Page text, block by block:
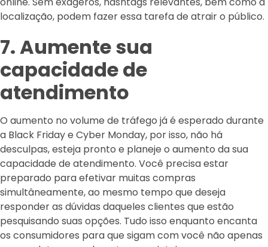
localização, podem fazer essa tarefa de atrair o público.
7. Aumente sua
capacidade de
atendimento
O aumento no volume de tráfego já é esperado durante
a Black Friday e Cyber ​​Monday, por isso, não há
desculpas, esteja pronto e planeje o aumento da sua
capacidade de atendimento. Você precisa estar
preparado para efetivar muitas compras
simultâneamente, ao mesmo tempo que deseja
responder as dúvidas daqueles clientes que estão
pesquisando suas opções. Tudo isso enquanto encanta
os consumidores para que sigam com você não apenas